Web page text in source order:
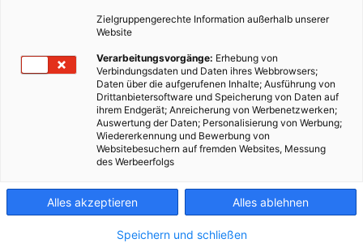
Zielgruppengerechte Information außerhalb unserer
Website
Verarbeitungsvorgänge: Erhebung von
Verbindungsdaten und Daten ihres Webbrowsers;
Daten über die aufgerufenen Inhalte; Ausführung von
Drittanbietersoftware und Speicherung von Daten auf
ihrem Endgerät; Anreicherung von Werbenetzwerken;
Auswertung der Daten; Personalisierung von Werbung;
Wiedererkennung und Bewerbung von
Websitebesuchern auf fremden Websites, Messung
des Werbeerfolgs
Alles akzeptieren Alles ablehnen
Speichern und schließen